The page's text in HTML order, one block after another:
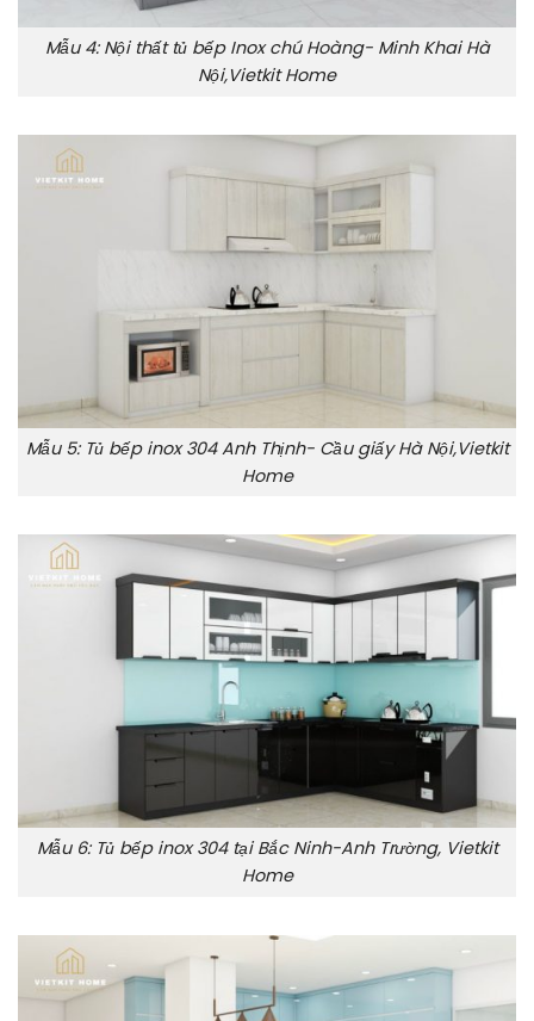
Mẫu 4: Nội thất tủ bếp Inox chú Hoàng- Minh Khai Hà
Nội,Vietkit Home
Mẫu 5: Tủ bếp inox 304 Anh Thịnh- Cầu giấy Hà Nội,Vietkit
Home
Mẫu 6: Tủ bếp inox 304 tại Bắc Ninh-Anh Trường, Vietkit
Home